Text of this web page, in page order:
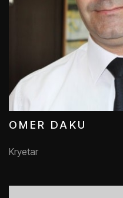
OMER DAKU
Kryetar